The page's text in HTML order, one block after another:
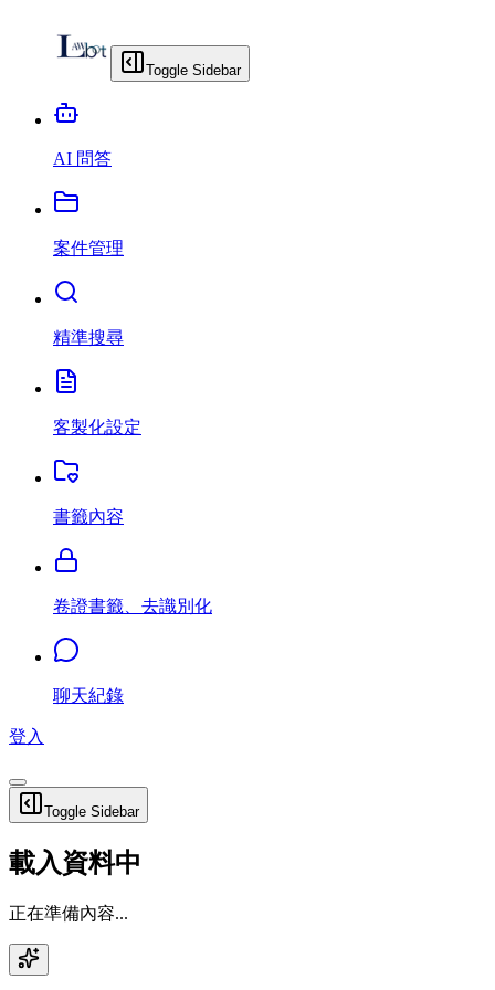
Toggle Sidebar
AI 問答
案件管理
精準搜尋
客製化設定
書籤內容
卷證書籤、去識別化
聊天紀錄
登入
Toggle Sidebar
載入資料中
正在準備內容...